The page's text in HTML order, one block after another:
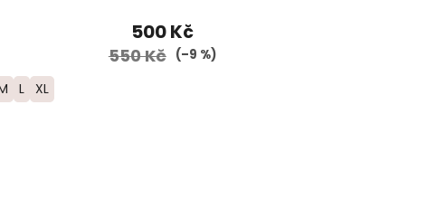
500 Kč
550 Kč (–9 %)
L XL